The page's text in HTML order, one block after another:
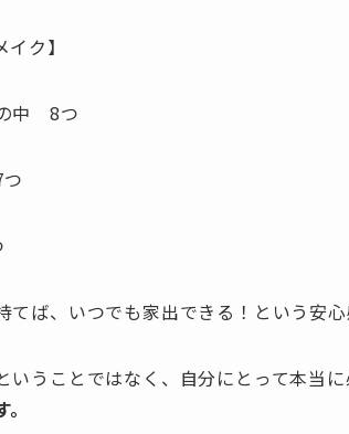
ク】
中 8つ
てば、いつでも家出できる！という安
いうことではなく、自分にとって本当